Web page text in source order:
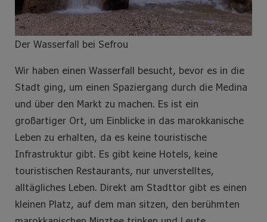
Der Wasserfall bei Sefrou
Wir haben einen Wasserfall besucht, bevor es in die
Stadt ging, um einen Spaziergang durch die Medina
und über den Markt zu machen. Es ist ein
großartiger Ort, um Einblicke in das marokkanische
Leben zu erhalten, da es keine touristische
Infrastruktur gibt. Es gibt keine Hotels, keine
touristischen Restaurants, nur unverstelltes,
alltägliches Leben. Direkt am Stadttor gibt es einen
kleinen Platz, auf dem man sitzen, den berühmten